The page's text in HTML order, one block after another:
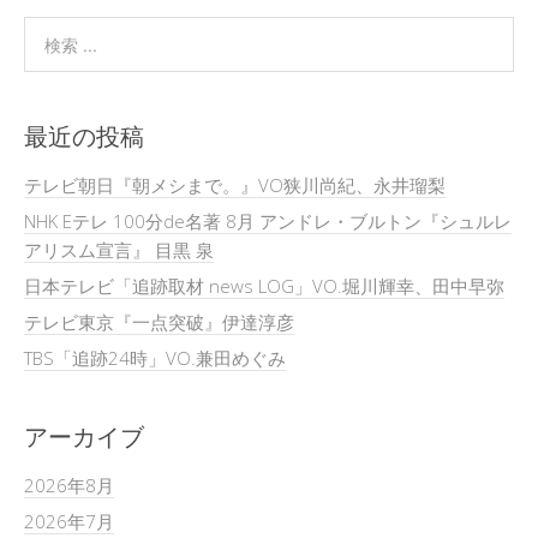
最近の投稿
テレビ朝日『朝メシまで。』VO狭川尚紀、永井瑠梨
NHK Eテレ 100分de名著 8月 アンドレ・ブルトン『シュルレ
アリスム宣言』 目黒 泉
日本テレビ「追跡取材 news LOG」VO.堀川輝幸、田中早弥
テレビ東京『一点突破』伊達淳彦
TBS「追跡24時」VO.兼田めぐみ
アーカイブ
2026年8月
2026年7月